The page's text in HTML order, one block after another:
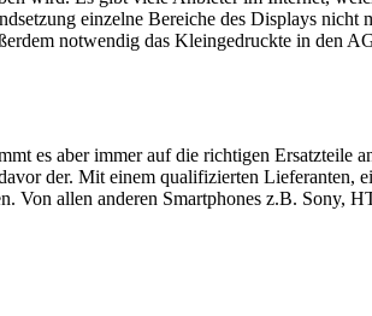
einzelne Bereiche des Displays
notwendig das Kleingedruckte in den
es aber immer auf die richtigen
der. Mit einem qualifizierten Lieferanten,
allen anderen Smartphones z.B. Sony,